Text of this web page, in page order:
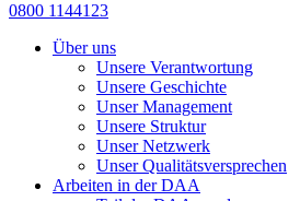
0800 1144123
Über uns
Unsere Verantwortung
Unsere Geschichte
Unser Management
Unsere Struktur
Unser Netzwerk
Unser Qualitätsversprechen
Arbeiten in der DAA